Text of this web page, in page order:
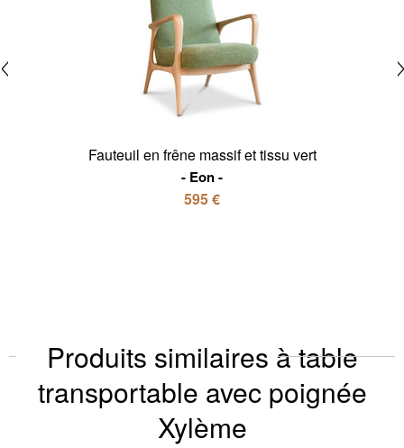
Fauteuil en frêne massif et tissu vert
Eon
595 €
Produits similaires à table
transportable avec poignée
Xylème